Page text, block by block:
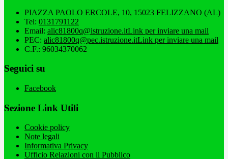
PIAZZA PAOLO ERCOLE, 10, 15023 FELIZZANO (AL)
Tel: 0131791122
Email: alic81800q@istruzione.itLink per inviare una mail
PEC: alic81800q@pec.istruzione.itLink per inviare una mail
C.F.: 96034370062
Seguici su
Facebook
Sezione Link Utili
Cookie policy
Note legali
Informativa Privacy
Ufficio Relazioni con il Pubblico